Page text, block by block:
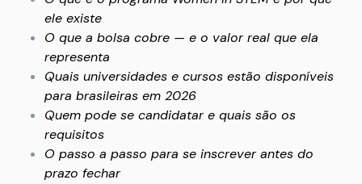
ele existe
O que a bolsa cobre — e o valor real que ela
representa
Quais universidades e cursos estão disponíveis
para brasileiras em 2026
Quem pode se candidatar e quais são os
requisitos
O passo a passo para se inscrever antes do
prazo fechar